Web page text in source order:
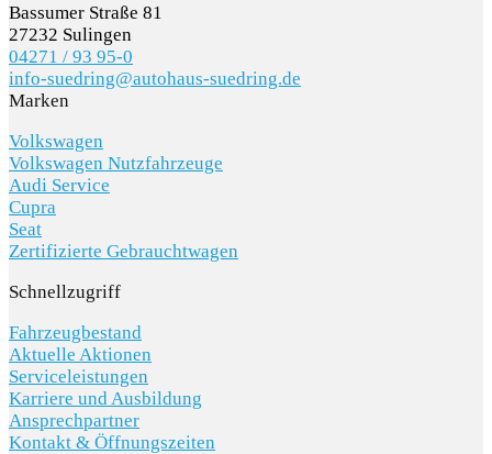
Bassumer Straße 81
27232 Sulingen
04271 / 93 95-0
info-suedring@autohaus-suedring.de
Marken
Volkswagen
Volkswagen Nutzfahrzeuge
Audi Service
Cupra
Seat
Zertifizierte Gebrauchtwagen
Schnellzugriff
Fahrzeugbestand
Aktuelle Aktionen
Serviceleistungen
Karriere und Ausbildung
Ansprechpartner
Kontakt & Öffnungszeiten